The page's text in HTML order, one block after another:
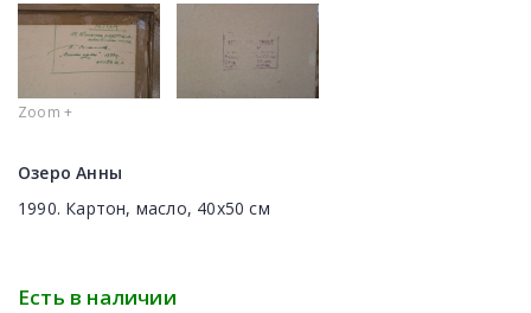
Zoom +
Озеро Анны
1990. Картон, масло, 40х50 см
Есть в наличии